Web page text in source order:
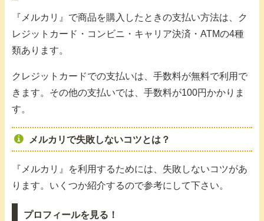
『メルカリ』で商品を購入したときの支払い方法は、ク
レジットカード・コンビニ・キャリア決済・ATMの4種
類あります。
クレジットカードでの支払いは、手数料が無料で利用で
きます。その他の支払いでは、手数料が100円かかりま
す。
メルカリで失敗しないコツとは？
『メルカリ』を利用するためには、失敗しないコツがあ
ります。いくつか紹介するので参考にして下さい。
プロフィールを見る！